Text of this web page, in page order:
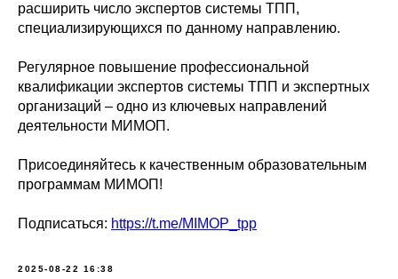
расширить число экспертов системы ТПП,
специализирующихся по данному направлению.
Регулярное повышение профессиональной
квалификации экспертов системы ТПП и экспертных
организаций – одно из ключевых направлений
деятельности МИМОП.
Присоединяйтесь к качественным образовательным
программам МИМОП!
Подписаться: https://t.me/MIMOP_tpp
2025-08-22 16:38